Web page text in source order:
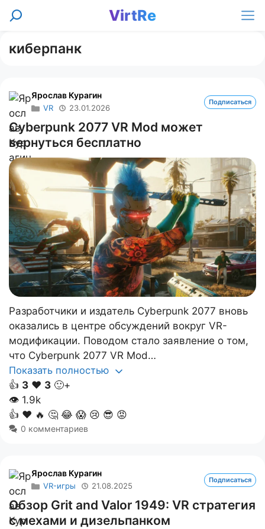
Перейти
VirtRe
Поиск
киберпанк
Ярослав Курагин
VR 23.01.2026
Подписаться
Cyberpunk 2077 VR Mod может
вернуться бесплатно
Разработчики и издатель Cyberpunk 2077 вновь
оказались в центре обсуждений вокруг VR-
модификации. Поводом стало заявление о том,
что Cyberpunk 2077 VR Mod…
Показать полностью
👍 3 ❤️ 3 🙂+
👁 1.9k
👍 ❤️ 🔥 🤔 😂 😱 😢 😎 😡
0 комментариев
Ярослав Курагин
VR-игры 21.08.2025
Подписаться
Обзор Grit and Valor 1949: VR стратегия
с мехами и дизельпанком